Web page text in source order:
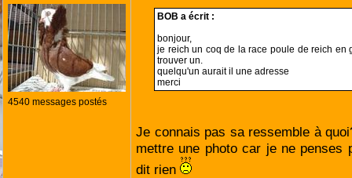
4540 messages postés
BOB a écrit :
bonjour,
je reich un coq de la race poule de reich en
trouver un.
quelqu'un aurait il une adresse
merci
Je connais pas sa ressemble à
mettre une photo car je ne penses
dit rien